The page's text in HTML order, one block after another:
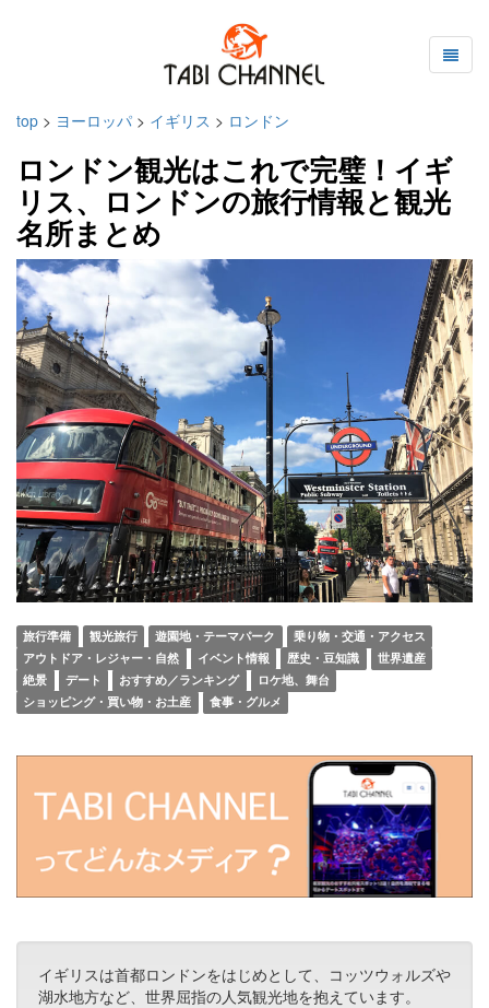
top > ヨーロッパ > イギリス > ロンドン
ロンドン観光はこれで完璧！イギ
リス、ロンドンの旅行情報と観光
名所まとめ
旅行準備 観光旅行 遊園地・テーマパーク
乗り物・交通・アクセス
アウトドア・レジャー・自然
イベント情報 歴史・豆知識
世界遺産
絶景
デート おすすめ／ランキング
ロケ地、舞台
ショッピング・買い物・お土産
食事・グルメ
イギリスは首都ロンドンをはじめとして、コッツウォルズや
湖水地方など、世界屈指の人気観光地を抱えています。